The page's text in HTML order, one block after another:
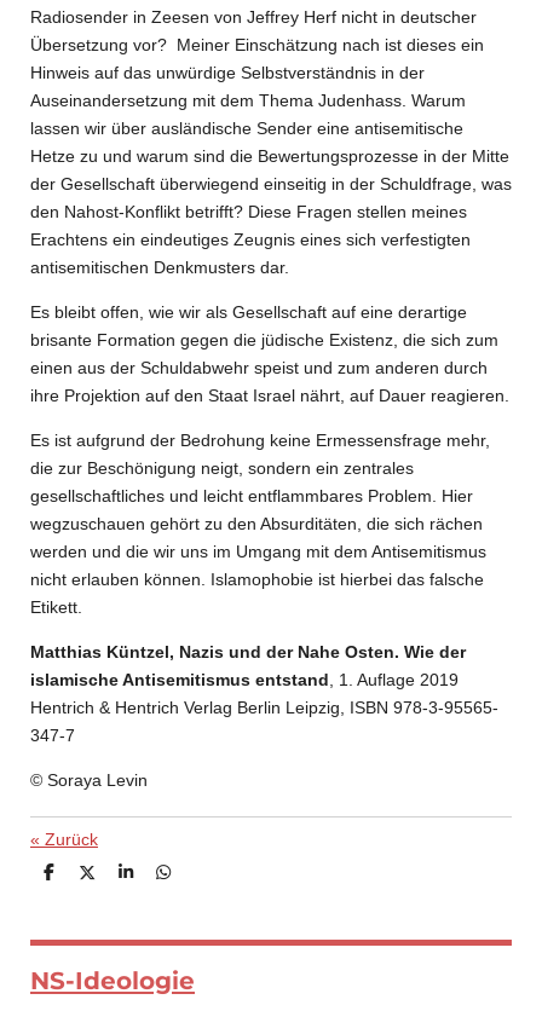
Radiosender in Zeesen von Jeffrey Herf nicht in deutscher
Übersetzung vor? Meiner Einschätzung nach ist dieses ein
Hinweis auf das unwürdige Selbstverständnis in der
Auseinandersetzung mit dem Thema Judenhass. Warum
lassen wir über ausländische Sender eine antisemitische
Hetze zu und warum sind die Bewertungsprozesse in der Mitte
der Gesellschaft überwiegend einseitig in der Schuldfrage, was
den Nahost-Konflikt betrifft? Diese Fragen stellen meines
Erachtens ein eindeutiges Zeugnis eines sich verfestigten
antisemitischen Denkmusters dar.
Es bleibt offen, wie wir als Gesellschaft auf eine derartige
brisante Formation gegen die jüdische Existenz, die sich zum
einen aus der Schuldabwehr speist und zum anderen durch
ihre Projektion auf den Staat Israel nährt, auf Dauer reagieren.
Es ist aufgrund der Bedrohung keine Ermessensfrage mehr,
die zur Beschönigung neigt, sondern ein zentrales
gesellschaftliches und leicht entflammbares Problem. Hier
wegzuschauen gehört zu den Absurditäten, die sich rächen
werden und die wir uns im Umgang mit dem Antisemitismus
nicht erlauben können. Islamophobie ist hierbei das falsche
Etikett.
Matthias Küntzel, Nazis und der Nahe Osten. Wie der
islamische Antisemitismus entstand , 1. Auflage 2019
Hentrich & Hentrich Verlag Berlin Leipzig, ISBN 978-3-95565-
347-7
© Soraya Levin
« Zurück
T
e
T
e
T
e
T
e
NS-Ideologie